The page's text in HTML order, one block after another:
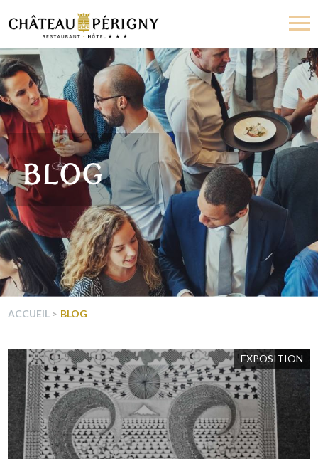
de
Périgny
BLOG
ACCUEIL BLOG
EXPOSITION